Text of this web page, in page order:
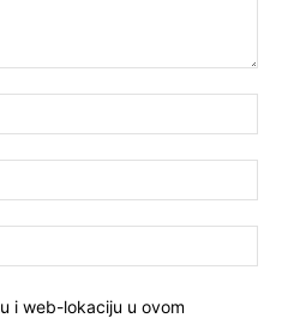
i web-lokaciju u ovom